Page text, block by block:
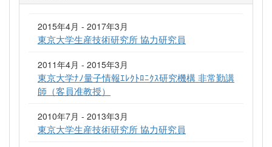
2015年4月 - 2017年3月
東京大学生産技術研究所 協力研究員
2011年4月 - 2015年3月
東京大学ﾅﾉ量子情報ｴﾚｸﾄﾛﾆｸｽ研究機構 非常勤講
師（客員准教授）
2010年7月 - 2013年3月
東京大学生産技術研究所 協力研究員